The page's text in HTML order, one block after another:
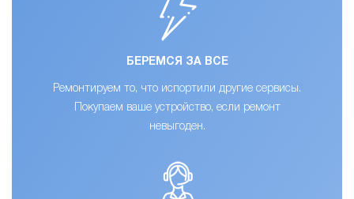
БЕРЕМСЯ ЗА ВСЕ
Ремонтируем то, что испортили другие сервисы.
Покупаем ваше устройство, если ремонт
невыгоден.